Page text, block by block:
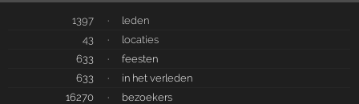
1397 ·
leden
43
·
locaties
633
·
feesten
633
·
in het verleden
16270
·
bezoekers